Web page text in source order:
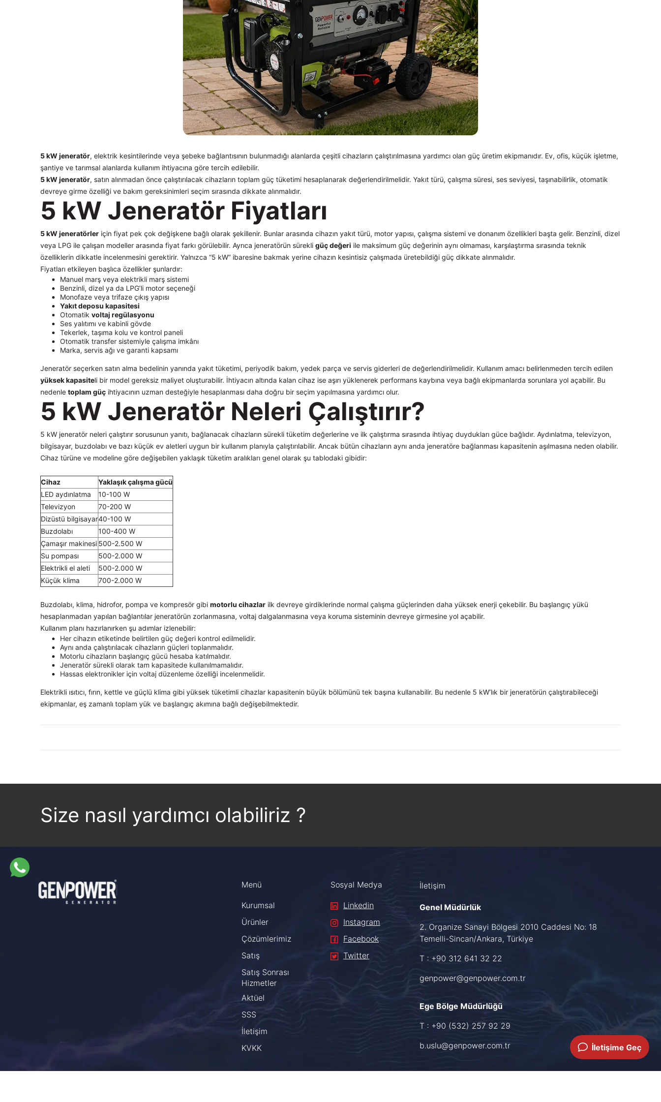
İletişime Geç
5 kW jeneratör, elektrik kesintilerinde veya şebeke bağlantısının bulunmadığı alanlarda çeşitli cihazların çalıştırılmasına yardımcı olan güç üretim ekipmanıdır. Ev, ofis, küçük işletme,
şantiye ve tarımsal alanlarda kullanım ihtiyacına göre tercih edilebilir.
5 kW jeneratör, satın alınmadan önce çalıştırılacak cihazların toplam güç tüketimi hesaplanarak değerlendirilmelidir. Yakıt türü, çalışma süresi, ses seviyesi, taşınabilirlik, otomatik
devreye girme özelliği ve bakım gereksinimleri seçim sırasında dikkate alınmalıdır.
5 kW Jeneratör Fiyatları
5 kW jeneratörler için fiyat pek çok değişkene bağlı olarak şekillenir. Bunlar arasında cihazın yakıt türü, motor yapısı, çalışma sistemi ve donanım özellikleri başta gelir. Benzinli, dizel
veya LPG ile çalışan modeller arasında fiyat farkı görülebilir. Ayrıca jeneratörün sürekligüç değeri ile maksimum güç değerinin aynı olmaması, karşılaştırma sırasında teknik
özelliklerin dikkatle incelenmesini gerektirir. Yalnızca “5 kW” ibaresine bakmak yerine cihazın kesintisiz çalışmada üretebildiği güç dikkate alınmalıdır.
Fiyatları etkileyen başlıca özellikler şunlardır:
Manuel marş veya elektrikli marş sistemi
Benzinli, dizel ya da LPG’li motor seçeneği
Monofaze veya trifaze çıkış yapısı
Yakıt deposu kapasitesi
Otomatikvoltaj regülasyonu
Ses yalıtımı ve kabinli gövde
Tekerlek, taşıma kolu ve kontrol paneli
Otomatik transfer sistemiyle çalışma imkânı
Marka, servis ağı ve garanti kapsamı
Jeneratör seçerken satın alma bedelinin yanında yakıt tüketimi, periyodik bakım, yedek parça ve servis giderleri de değerlendirilmelidir. Kullanım amacı belirlenmeden tercih edilen
yüksek kapasiteli bir model gereksiz maliyet oluşturabilir. İhtiyacın altında kalan cihaz ise aşırı yüklenerek performans kaybına veya bağlı ekipmanlarda sorunlara yol açabilir. Bu
nedenletoplam güç ihtiyacının uzman desteğiyle hesaplanması daha doğru bir seçim yapılmasına yardımcı olur.
5 kW Jeneratör Neleri Çalıştırır?
5 kW jeneratör neleri çalıştırır sorusunun yanıtı, bağlanacak cihazların sürekli tüketim değerlerine ve ilk çalıştırma sırasında ihtiyaç duydukları güce bağlıdır. Aydınlatma, televizyon,
bilgisayar, buzdolabı ve bazı küçük ev aletleri uygun bir kullanım planıyla çalıştırılabilir. Ancak bütün cihazların aynı anda jeneratöre bağlanması kapasitenin aşılmasına neden olabilir.
Cihaz türüne ve modeline göre değişebilen yaklaşık tüketim aralıkları genel olarak şu tablodaki gibidir:
Cihaz
Yaklaşık çalışma gücü
LED aydınlatma
10-100 W
Televizyon
70-200 W
Dizüstü bilgisayar40-100 W
Buzdolabı
100-400 W
Çamaşır makinesi 500-2.500 W
Su pompası
500-2.000 W
Elektrikli el aleti
500-2.000 W
Küçük klima
700-2.000 W
Buzdolabı, klima, hidrofor, pompa ve kompresör gibimotorlu cihazlar ilk devreye girdiklerinde normal çalışma güçlerinden daha yüksek enerji çekebilir. Bu başlangıç yükü
hesaplanmadan yapılan bağlantılar jeneratörün zorlanmasına, voltaj dalgalanmasına veya koruma sisteminin devreye girmesine yol açabilir.
Kullanım planı hazırlanırken şu adımlar izlenebilir:
Her cihazın etiketinde belirtilen güç değeri kontrol edilmelidir.
Aynı anda çalıştırılacak cihazların güçleri toplanmalıdır.
Motorlu cihazların başlangıç gücü hesaba katılmalıdır.
Jeneratör sürekli olarak tam kapasitede kullanılmamalıdır.
Hassas elektronikler için voltaj düzenleme özelliği incelenmelidir.
Elektrikli ısıtıcı, fırın, kettle ve güçlü klima gibi yüksek tüketimli cihazlar kapasitenin büyük bölümünü tek başına kullanabilir. Bu nedenle 5 kW’lık bir jeneratörün çalıştırabileceği
ekipmanlar, eş zamanlı toplam yük ve başlangıç akımına bağlı değişebilmektedir.
Size nasıl yardımcı olabiliriz ?
Menü
Kurumsal
Ürünler
Çözümlerimiz
Satış
Satış Sonrası
Hizmetler
Aktüel
SSS
İletişim
KVKK
Sosyal Medya
Linkedin
Instagram
Facebook
Twitter
İletişim
Genel Müdürlük
2. Organize Sanayi Bölgesi 2010 Caddesi No: 18
Temelli-Sincan/Ankara, Türkiye
T : +90 312 641 32 22
genpower@genpower.com.tr
Ege Bölge Müdürlüğü
T : +90 (532) 257 92 29
b.uslu@genpower.com.tr